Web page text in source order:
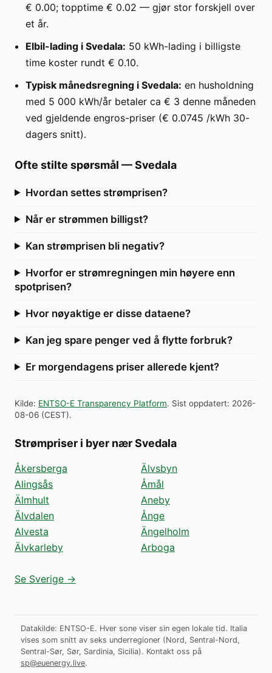
€ 0.00; topptime € 0.02 — gjør stor forskjell over
et år.
Elbil-lading i Svedala: 50 kWh-lading i billigste
time koster rundt € 0.10.
Typisk månedsregning i Svedala: en husholdning
med 5 000 kWh/år betaler ca € 3 denne måneden
ved gjeldende engros-priser (€ 0.0745 /kWh 30-
dagers snitt).
Ofte stilte spørsmål —Svedala
Hvordan settes strømprisen?
Når er strømmen billigst?
Kan strømprisen bli negativ?
Hvorfor er strømregningen min høyere enn
spotprisen?
Hvor nøyaktige er disse dataene?
Kan jeg spare penger ved å flytte forbruk?
Er morgendagens priser allerede kjent?
Kilde: ENTSO-E Transparency Platform. Sist oppdatert: 2026-
08-06 (CEST).
Strømpriser i byer nær Svedala
Åkersberga
Alingsås
Älmhult
Älvdalen
Alvesta
Älvkarleby
Älvsbyn
Åmål
Aneby
Ånge
Ängelholm
Arboga
Se Sverige →
Datakilde: ENTSO-E. Hver sone viser sin egen lokale tid. Italia
vises som snitt av seks underregioner (Nord, Sentral-Nord,
Sentral-Sør, Sør, Sardinia, Sicilia). Kontakt oss på
sp@euenergy.live.